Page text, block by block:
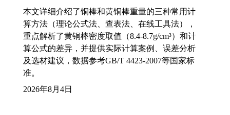
本文详细介绍了铜棒和黄铜棒重量的三种常用计
算方法（理论公式法、查表法、在线工具法），
重点解析了黄铜棒密度取值（8.4-8.7g/cm³）和计
算公式的差异，并提供实际计算案例、误差分析
及选材建议，数据参考GB/T 4423-2007等国家标
准。
2026年8月4日